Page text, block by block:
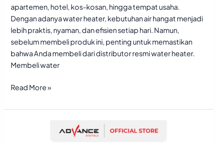
apartemen, hotel, kos-kosan, hingga tempat usaha.
Dengan adanya water heater, kebutuhan air hangat menjadi
lebih praktis, nyaman, dan efisien setiap hari. Namun,
sebelum membeli produk ini, penting untuk memastikan
bahwa Anda membeli dari distributor resmi water heater.
Membeli water
Read More »